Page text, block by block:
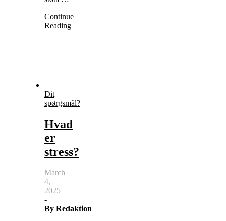
Continue
Reading
Dit
spørgsmål?
Hvad
er
stress?
March
4,
2025
-
By Redaktion